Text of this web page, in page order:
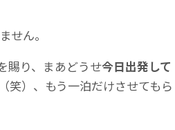
せん。
賜り、まあどうせ今日出発して
笑）、もう一泊だけさせてもら